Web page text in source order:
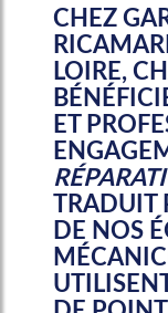
CHEZ
LOIRE,
ET
TRADUIT
DE NOS